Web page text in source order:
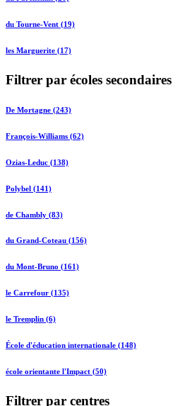
du Tourne-Vent (19)
les Marguerite (17)
Filtrer par écoles secondaires
De Mortagne (243)
François-Williams (62)
Ozias-Leduc (138)
Polybel (141)
de Chambly (83)
du Grand-Coteau (156)
du Mont-Bruno (161)
le Carrefour (135)
le Tremplin (6)
École d'éducation internationale (148)
école orientante l'Impact (50)
Filtrer par centres